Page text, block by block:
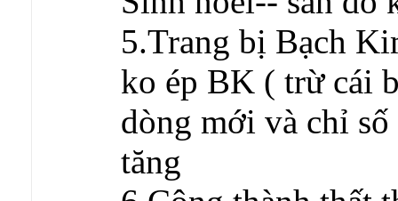
5.Trang bị Bạch
ko ép BK ( trừ cái
dòng mới và chỉ
tăng